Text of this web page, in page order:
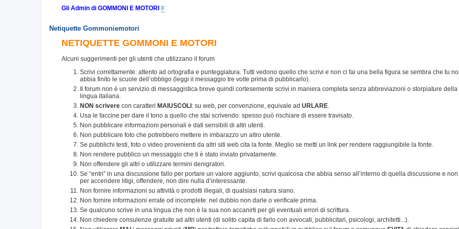
Gli Admin di GOMMONI E MOTORI #
Netiquette Gommoniemotori
NETIQUETTE GOMMONI E MOTORI
Alcuni suggerimenti per gli utenti che utilizzano il forum
Scrivi correttamente: attento ad ortografia e punteggiatura. Tutti vedono quello che scrivi e non ci fai una bella figura se sembra che tu
abbia finito le scuole dell’obbligo (leggi il messaggio tre volte prima di pubblicarlo).
Il forum non è un servizio di messaggistica breve quindi cortesemente scrivi in maniera completa senza abbreviazioni o storpiature della
lingua italiana.
NON scrivere con caratteri MAIUSCOLI : su web, per convenzione, equivale ad URLARE.
Usa le faccine per dare il tono a quello che stai scrivendo: spesso può rischiare di essere travisato.
Non pubblicare informazioni personali e dati sensibili di altri utenti.
Non pubblicare foto che potrebbero mettere in imbarazzo un altro utente.
Se pubblichi testi, foto o video provenienti da altri siti web cita la fonte. Meglio se metti un link per rendere raggiungibile la fonte.
Non rendere pubblico un messaggio che ti è stato inviato privatamente.
Non offendere gli altri o utilizzare termini denigratori.
Se “entri” in una discussione fallo per portare un valore aggiunto, scrivi qualcosa che abbia senso all’interno di quella discussione e non
per accendere litigi, offendere, non dire nulla d’interessante.
Non fornire informazioni su attività o prodotti illegali, di qualsiasi natura siano.
Non fornire informazioni errate od incomplete: nel dubbio non darle o verificale prima.
Se qualcuno scrive in una lingua che non è la sua non accanirti per gli eventuali errori di scrittura.
Non chiedere consulenze gratuite ad altri utenti (di solito capita di farlo con avvocati, pubblicitari, psicologi, architetti...).